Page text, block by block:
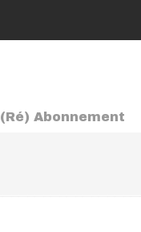
(Ré) Abonnement